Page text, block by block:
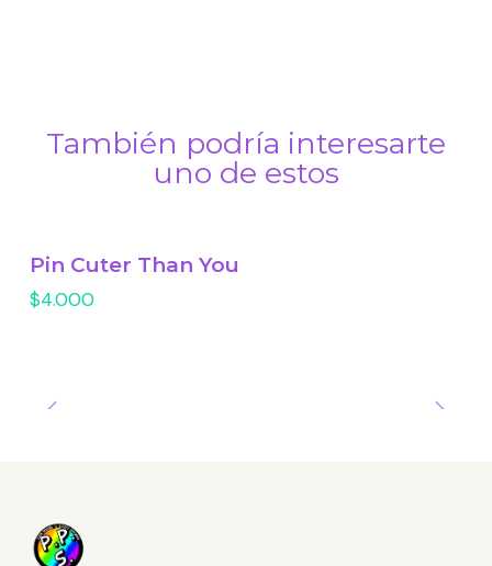
También podría interesarte
uno de estos
Pin Cuter Than You
$4.000